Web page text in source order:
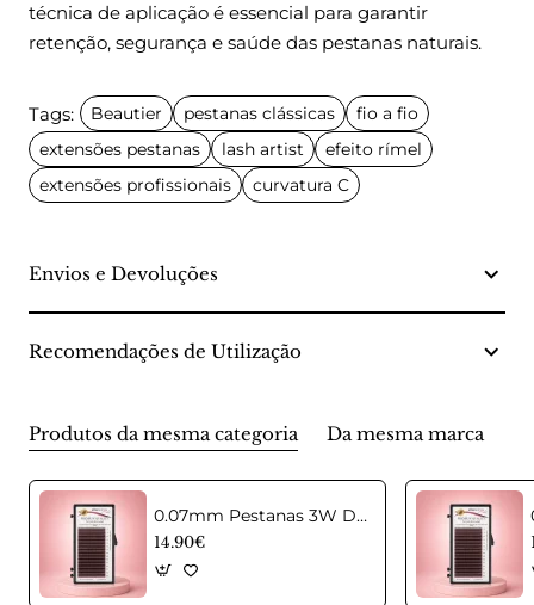
técnica de aplicação é essencial para garantir
retenção, segurança e saúde das pestanas naturais.
Tags: Beautier pestanas clássicas
fio a fio
extensões pestanas
lash artist
efeito rímel
extensões profissionais
curvatura C
Envios e Devoluções
Recomendações de Utilização
Produtos da mesma categoria Da mesma marca
0.07mm Pestanas 3W D Castanhas em curvatura C Mix
14.90€